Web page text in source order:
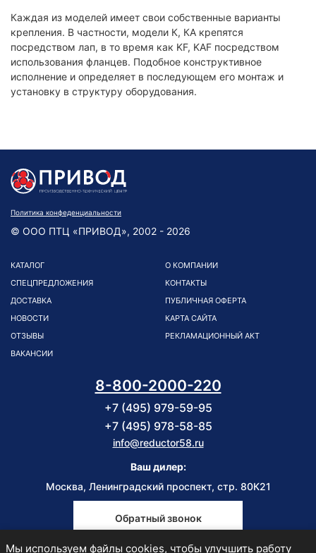
Каждая из моделей имеет свои собственные варианты
крепления. В частности, модели К, КА крепятся
посредством лап, в то время как KF, KAF посредством
использования фланцев. Подобное конструктивное
исполнение и определяет в последующем его монтаж и
установку в структуру оборудования.
Политика конфеденциальности
© ООО ПТЦ «ПРИВОД», 2002 - 2026
КАТАЛОГ
СПЕЦПРЕДЛОЖЕНИЯ
ДОСТАВКА
НОВОСТИ
ОТЗЫВЫ
ВАКАНСИИ
О КОМПАНИИ
КОНТАКТЫ
ПУБЛИЧНАЯ ОФЕРТА
КАРТА САЙТА
РЕКЛАМАЦИОННЫЙ АКТ
8-800-2000-220
+7 (495) 979-59-95
+7 (495) 978-58-85
info@reductor58.ru
Ваш дилер:
Москва, Ленинградский проспект, стр. 80К21
Обратный звонок
Мы используем файлы cookies, чтобы улучшить работу